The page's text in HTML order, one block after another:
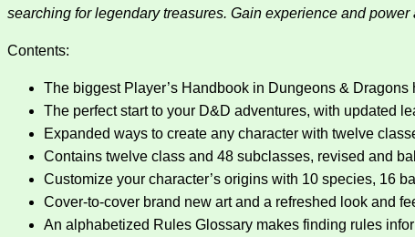
searching for legendary treasures. Gain experience and
Contents:
The biggest Player’s Handbook in Dungeons &
The perfect start to your D&D adventures, with updated
Expanded ways to create any character with twelve
Contains twelve class and 48 subclasses, revised and
Customize your character’s origins with 10 species, 16
Cover-to-cover brand new art and a refreshed look and
An alphabetized Rules Glossary makes finding rules